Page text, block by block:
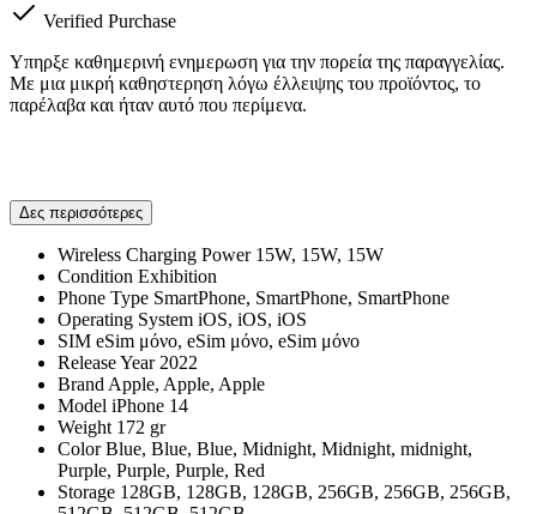
Verified Purchase
Υπηρξε καθημερινή ενημερωση για την πορεία της παραγγελίας.
Με μια μικρή καθηστερηση λόγω έλλειψης του προϊόντος, το
παρέλαβα και ήταν αυτό που περίμενα.
Δες περισσότερες
Wireless Charging Power 15W, 15W, 15W
Condition Exhibition
Phone Type SmartPhone, SmartPhone, SmartPhone
Operating System iOS, iOS, iOS
SIM eSim μόνο, eSim μόνο, eSim μόνο
Release Year 2022
Brand Apple, Apple, Apple
Model iPhone 14
Weight 172 gr
Color Blue, Blue, Blue, Midnight, Midnight, midnight,
Purple, Purple, Purple, Red
Storage 128GB, 128GB, 128GB, 256GB, 256GB, 256GB,